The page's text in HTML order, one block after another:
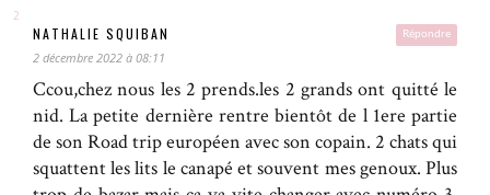
Répondre
NATHALIE SQUIBAN
2 décembre 2022 à 08:11
Ccou,chez nous les 2 prends.les 2 grands ont quitté le
nid. La petite dernière rentre bientôt de l 1ere partie
de son Road trip européen avec son copain. 2 chats qui
squattent les lits le canapé et souvent mes genoux. Plus